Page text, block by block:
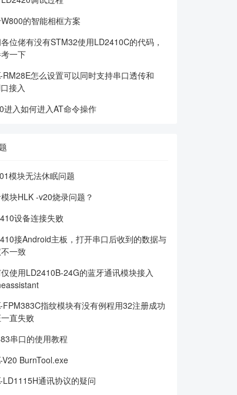
的智能相框方案
位佬有没有STM32使用LD2410C的代码，
一下
RM28E怎么设置可以同时支持串口透传和
接入
进入如何进入AT命令操作
模块无法休眠问题
块HLK -v20烧录问题？
设备连接失败
接Android主板，打开串口后收到的数据与
一致
使用LD2410B-24G的蓝牙通讯模块接入
FPM383C指纹模块有没有例程用32注册成功
直失败
串口的使用教程
V20 BurnTool.exe
LD1115H通讯协议的疑问